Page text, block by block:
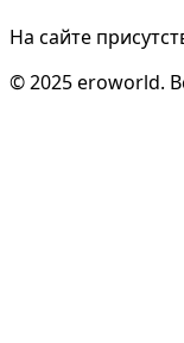
На сайте
© 2025 eroworld.